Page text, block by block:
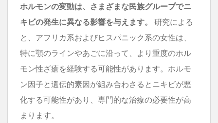
ホルモンの変動は、さまざまな民族グループでニ
キビの発生に異なる影響を与えます。
研究による
と、アフリカ系およびヒスパニック系の女性は、
特に顎のラインやあごに沿って、より重度のホル
モン性ざ瘡を経験する可能性があります。ホルモ
ン因子と遺伝的素因が組み合わさるとニキビが悪
化する可能性があり、専門的な治療の必要性が高
まります。